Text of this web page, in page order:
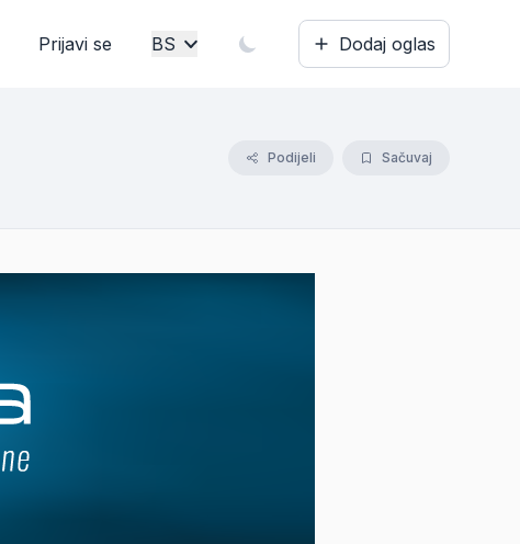
Prijavi se BS Dodaj oglas
Podijeli Sačuvaj